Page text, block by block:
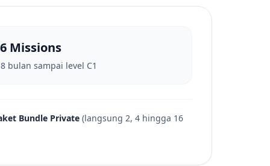
Missions
bulan sampai level C1
Bundle Private(langsung 2, 4 hingga 16